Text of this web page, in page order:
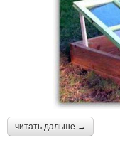
читать дальше →